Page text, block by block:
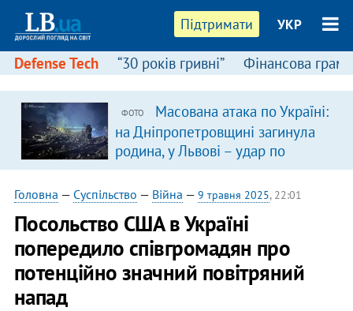
Підтримати УКР
Defense Tech “30 років гривні” Фінансова
ФОТО
Масована атака по Україні:
на Дніпропетровщині загинула
родина, у Львові – удар по
багатоповерхівках
(доповнюється)
Головна — Суспільство — Війна — 9 травня 2025, 22:01
Посольство США в Україні
попередило співгромадян про
потенційно значний повітряний
напад